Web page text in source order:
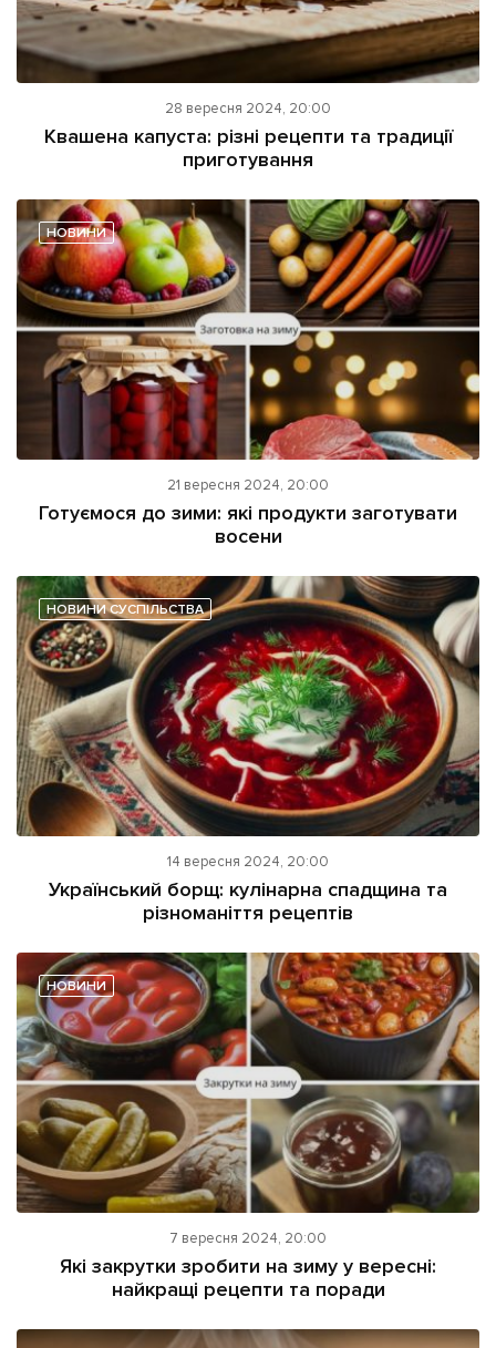
28 вересня 2024, 20:00
Квашена капуста: різні рецепти та традиції
приготування
НОВИНИ
21 вересня 2024, 20:00
Готуємося до зими: які продукти заготувати
восени
НОВИНИ СУСПІЛЬСТВА
14 вересня 2024, 20:00
Український борщ: кулінарна спадщина та
різноманіття рецептів
НОВИНИ
7 вересня 2024, 20:00
Які закрутки зробити на зиму у вересні:
найкращі рецепти та поради